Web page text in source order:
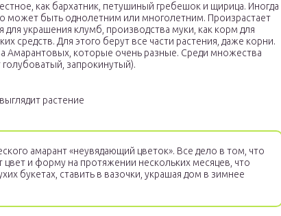
как бархатник, петушиный гребешок и щирица. Иногда
может быть однолетним или многолетним. Произрастает
украшения клумб, производства муки, как корм для
средств. Для этого берут все части растения, даже корни.
Амарантовых, которые очень разные. Среди множества
запрокинутый).
растение
амарант «неувядающий цветок». Все дело в том, что
и форму на протяжении нескольких месяцев, что
букетах, ставить в вазочки, украшая дом в зимнее